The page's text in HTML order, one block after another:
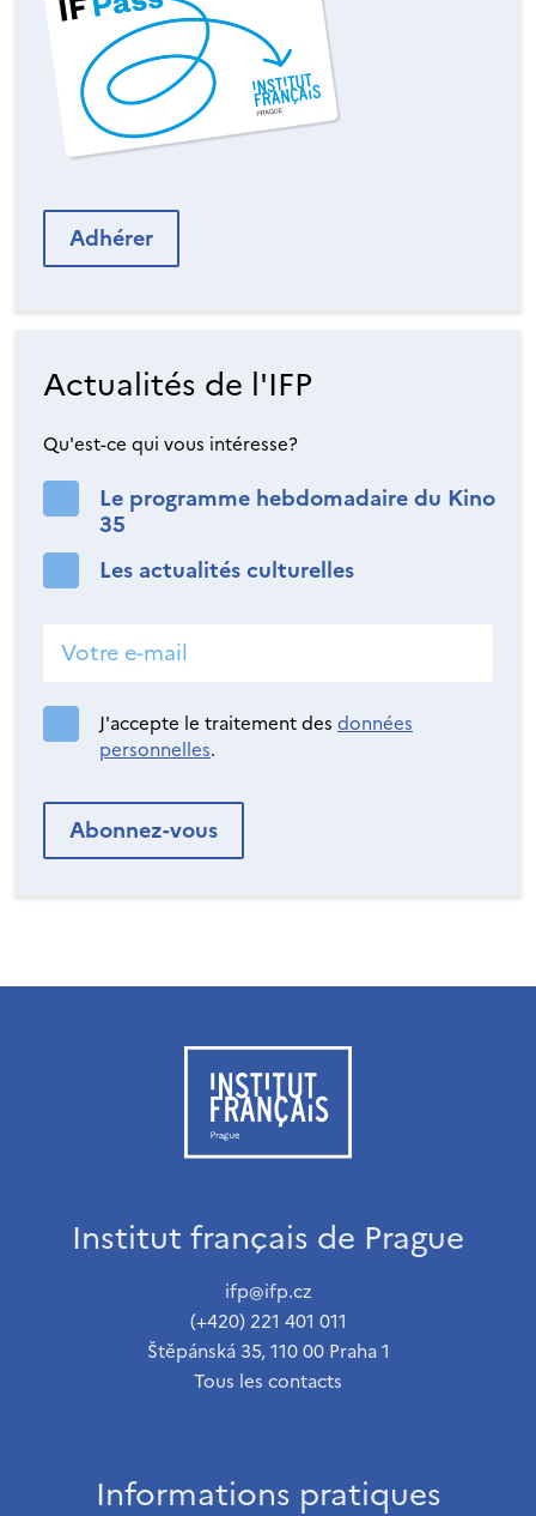
Adhérer
Actualités de l'IFP
Qu'est-ce qui vous intéresse?
Le programme hebdomadaire du Kino
35
Les actualités culturelles
J'accepte le traitement des données
personnelles.
Institut français de Prague
ifp@ifp.cz
(+420) 221 401 011
Štěpánská 35, 110 00 Praha 1
Tous les contacts
Informations pratiques